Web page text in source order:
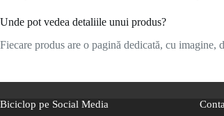
Unde pot vedea detaliile unui produs?
Fiecare produs are o pagină dedicată, cu
Biciclop pe Social Media